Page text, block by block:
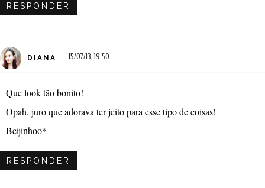
RESPONDER
DIANA 15/07/13, 19:50
Que look tão bonito!
Opah, juro que adorava ter jeito para esse tipo de coisas!
Beijinhoo*
RESPONDER